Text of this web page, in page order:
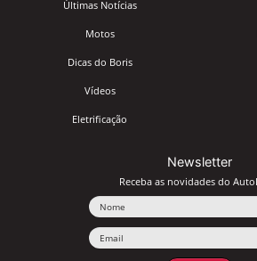
Últimas Notícias
Motos
Dicas do Boris
Vídeos
Eletrificação
Newsletter
Receba as novidades do